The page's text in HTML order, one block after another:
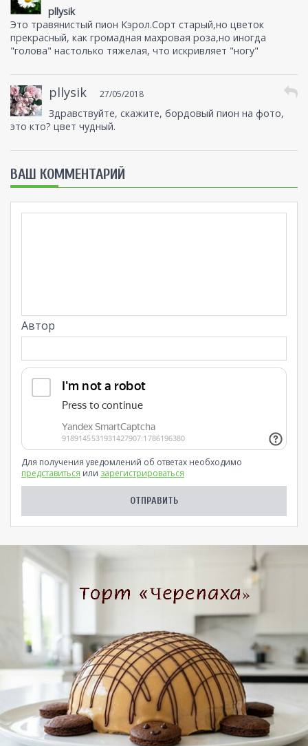
pllysik
Это травянистый пион Кэрол.Сорт старый,но цветок
прекрасный, как громадная махровая роза,но иногда
"голова" настолько тяжелая, что искривляет "ногу"
pllysik 27/05/2018
Здравствуйте, скажите, бордовый пион на фото,
это кто? цвет чудный.
ВАШ КОММЕНТАРИЙ
Автор
Для получения уведомлений об ответах необходимо
представиться или зарегистрироваться